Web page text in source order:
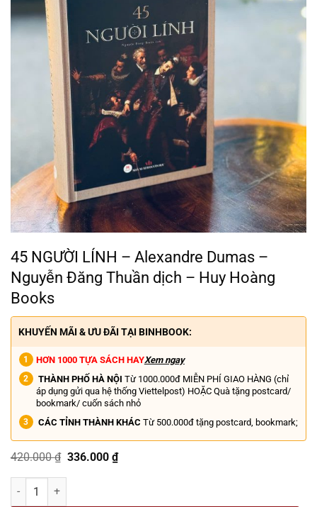
45 NGƯỜI LÍNH – Alexandre Dumas –
Nguyễn Đăng Thuần dịch – Huy Hoàng
Books
KHUYẾN MÃI & ƯU ĐÃI TẠI BINHBOOK:
HƠN 1000 TỰA SÁCH HAYXem ngay
THÀNH PHỐ HÀ NỘI Từ 1000.000đ MIỄN PHÍ GIAO HÀNG (chỉ
áp dụng gửi qua hệ thống Viettelpost) HOẶC Quà tặng postcard/
bookmark/ cuốn sách nhỏ
CÁC TỈNH THÀNH KHÁC Từ 500.000đ tặng postcard, bookmark;
420.000₫ Giá
là:
336.000 ₫Giá
hiện
45 NGƯỜI LÍNH – Alexandre Dumas – Nguyễn Đăng Thuần dịch –